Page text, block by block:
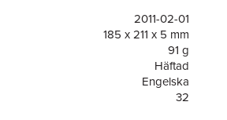
2011-02-01
185 x 211 x 5 mm
91 g
Häftad
Engelska
32